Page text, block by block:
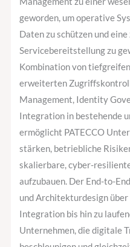
geworden, um operative
Daten zu schützen und
Servicebereitstellung zu
Kombination von
erweiterten
Management, Identity
Integration in bestehende
ermöglicht PATECCO
stärken, betriebliche
skalierbare, cyber-
aufzubauen. Der End-to-
und Architekturdesign
Integration bis hin zu
Unternehmen, die digitale